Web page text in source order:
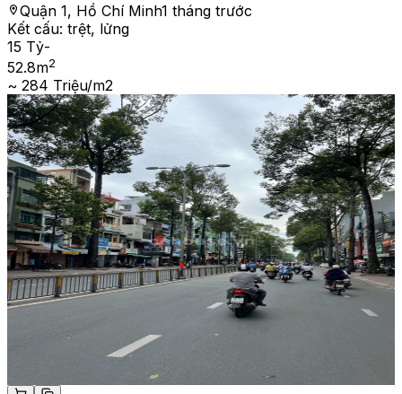
Quận 1, Hồ Chí Minh1 tháng trước
Kết cấu: trệt, lửng
15 Tỷ-
52.8m2
~ 284 Triệu/m2